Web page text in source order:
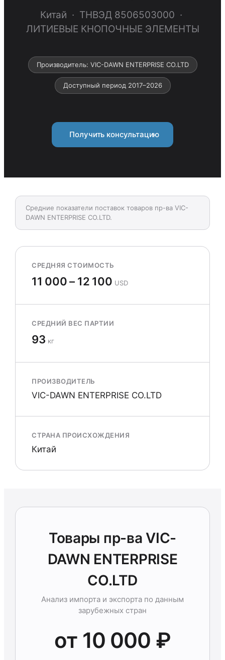
Китай · ТНВЭД 8506503000 ·
ЛИТИЕВЫЕ КНОПОЧНЫЕ ЭЛЕМЕНТЫ
Производитель: VIC-DAWN ENTERPRISE CO.LTD
Доступный период 2017–2026
Получить консультацию
Средние показатели поставок товаров пр-ва VIC-
DAWN ENTERPRISE CO.LTD.
СРЕДНЯЯ СТОИМОСТЬ
11 000 – 12 100 USD
СРЕДНИЙ ВЕС ПАРТИИ
93 кг
ПРОИЗВОДИТЕЛЬ
VIC-DAWN ENTERPRISE CO.LTD
СТРАНА ПРОИСХОЖДЕНИЯ
Китай
Товары пр-ва VIC-
DAWN ENTERPRISE
CO.LTD
Анализ импорта и экспорта по данным
зарубежных стран
от 10 000 ₽